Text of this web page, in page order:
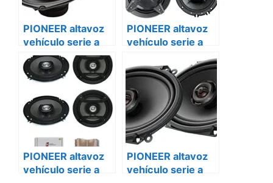
PIONEER altavoz
vehículo serie a
ts-a1670f Peugeot
bóxer ii
PIONEER altavoz
vehículo serie a
master
PIONEER altavoz
vehículo serie a
PIONEER altavoz
vehículo serie a